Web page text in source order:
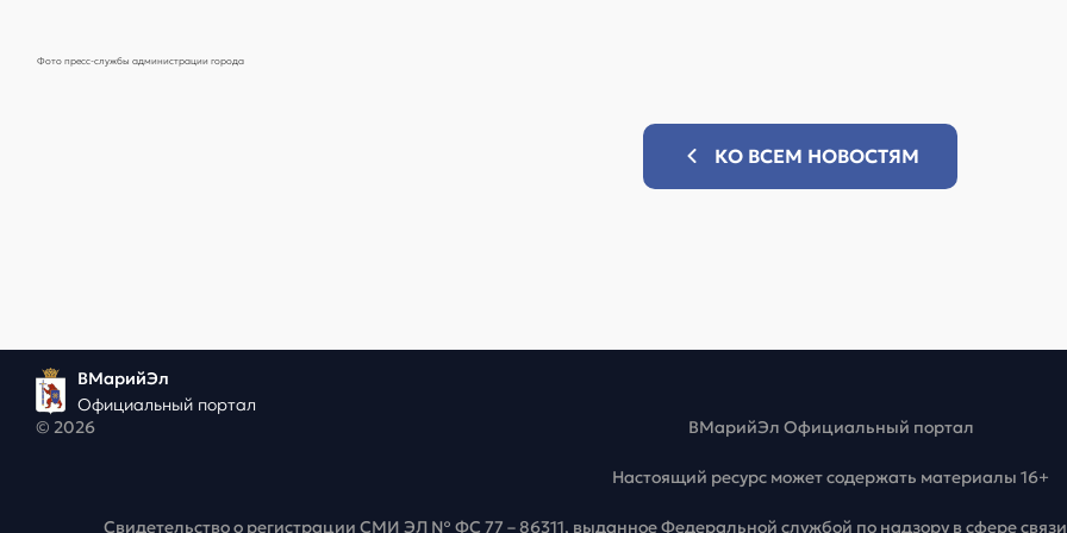
Фото пресс-службы администрации города
КО ВСЕМ НОВОСТЯМ
ВМарийЭл
Официальный портал
© 2026
ВМарийЭл Официальный портал
Настоящий ресурс может содержать материалы 16+
Свидетельство о регистрации СМИ ЭЛ № ФС 77 – 86311, выданное Федеральной службой по надзору в сфере